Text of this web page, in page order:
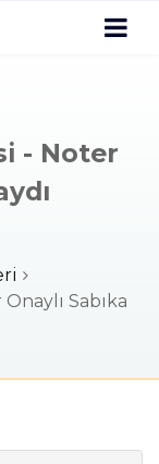
- Noter
Sabıka